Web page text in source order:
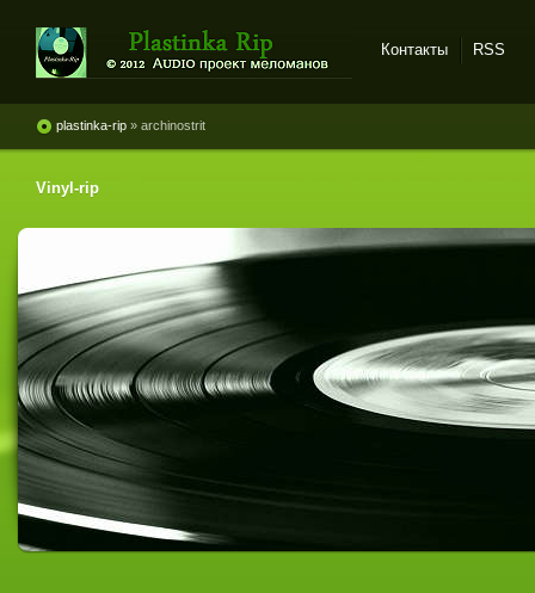
винила и магнитоальбомов
Контакты RSS
plastinka-rip » archinostrit
Vinyl-rip